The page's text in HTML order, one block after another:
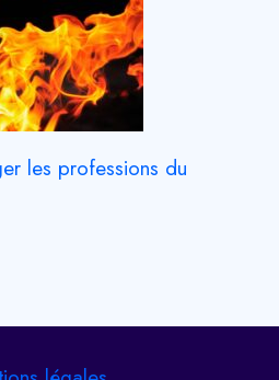
les professions du